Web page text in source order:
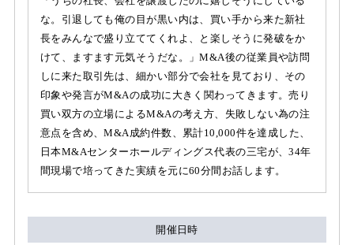
な。引退しても俺の目が黒い内は、買い手から来た新社
長をみんなで盛り立ててくれよ、と楽しそうに発破をか
けて、ますます元気そうだな。」M&A後の従業員や訪問
しに来た取引先は、細かい部分で会社を見ており、その
印象や発言がM&Aの成功に大きく関わってきます。売り
買い双方の立場によるM&Aの考え方、失敗しない為の注
意点を含め、M&A成約件数、累計10,000件を達成した、
日本M&Aセンターホールディングス代表の三宅が、34年
間現場で培ってきた実績を元に60分間お話します。
開催日時